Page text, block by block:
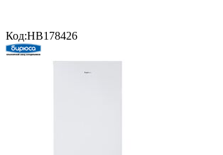
Код:HB178426